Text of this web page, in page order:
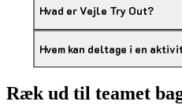
Hvad er Vejle Try Out?
Hvem kan deltage i en
Ræk ud til teamet